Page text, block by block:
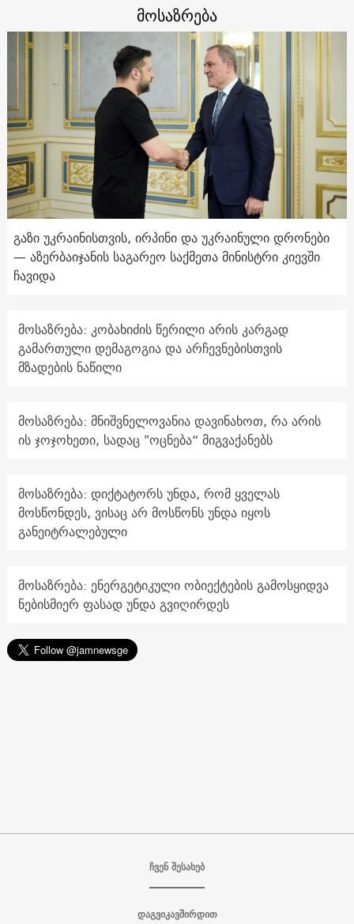
მოსაზრება
გაზი უკრაინისთვის, ირპინი და უკრაინული დრონები
— აზერბაიჯანის საგარეო საქმეთა მინისტრი კიევში
ჩავიდა
მოსაზრება: კობახიძის წერილი არის კარგად
გამართული დემაგოგია და არჩევნებისთვის
მზადების ნაწილი
მოსაზრება: მნიშვნელოვანია დავინახოთ, რა არის
ის ჯოჯოხეთი, სადაც "ოცნება“ მიგვაქანებს
მოსაზრება: დიქტატორს უნდა, რომ ყველას
მოსწონდეს, ვისაც არ მოსწონს უნდა იყოს
განეიტრალებული
მოსაზრება: ენერგეტიკული ობიექტების გამოსყიდვა
ნებისმიერ ფასად უნდა გვიღირდეს
ჩვენ შესახებ
დაგვიკავშირდით